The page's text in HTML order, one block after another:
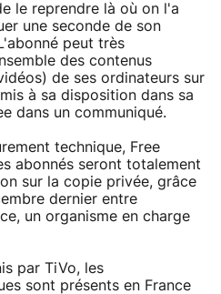
le reprendre là où on l'a
une seconde de son
peut très
des contenus
de ses ordinateurs sur
à sa disposition dans sa
dans un communiqué.
technique, Free
abonnés seront totalement
sur la copie privée, grâce
dernier entre
un organisme en charge
par TiVo, les
sont présents en France